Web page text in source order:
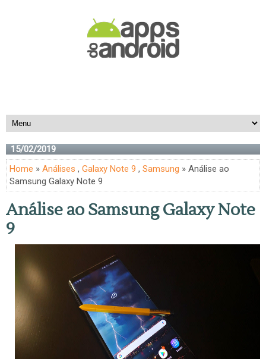
15/02/2019
Home » Análises , Galaxy Note 9 , Samsung » Análise ao
Samsung Galaxy Note 9
Análise ao Samsung Galaxy Note
9